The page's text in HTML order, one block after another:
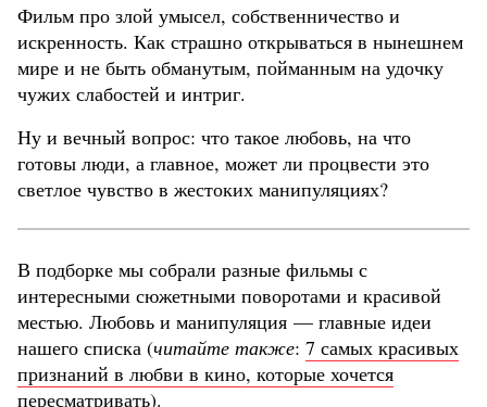
Фильм про злой умысел, собственничество и
искренность. Как страшно открываться в нынешнем
мире и не быть обманутым, пойманным на удочку
чужих слабостей и интриг.
Ну и вечный вопрос: что такое любовь, на что
готовы люди, а главное, может ли процвести это
светлое чувство в жестоких манипуляциях?
В подборке мы собрали разные фильмы с
интересными сюжетными поворотами и красивой
местью. Любовь и манипуляция — главные идеи
нашего списка (читайте также: 7 самых красивых
признаний в любви в кино, которые хочется
пересматривать).